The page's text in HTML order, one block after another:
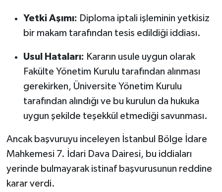
Yetki Aşımı: Diploma iptali işleminin yetkisiz
bir makam tarafından tesis edildiği iddiası.
Usul Hataları: Kararın usule uygun olarak
Fakülte Yönetim Kurulu tarafından alınması
gerekirken, Üniversite Yönetim Kurulu
tarafından alındığı ve bu kurulun da hukuka
uygun şekilde teşekkül etmediği savunması.
Ancak başvuruyu inceleyen İstanbul Bölge İdare
Mahkemesi 7. İdari Dava Dairesi, bu iddiaları
yerinde bulmayarak istinaf başvurusunun reddine
karar verdi.